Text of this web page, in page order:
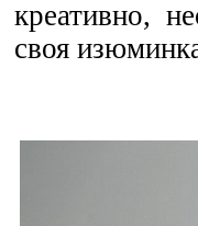
креативно,
своя